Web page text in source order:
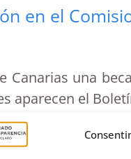
en el
Canarias una
aparecen el
2019/055/